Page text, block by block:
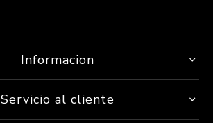
Informacion
Servicio al cliente